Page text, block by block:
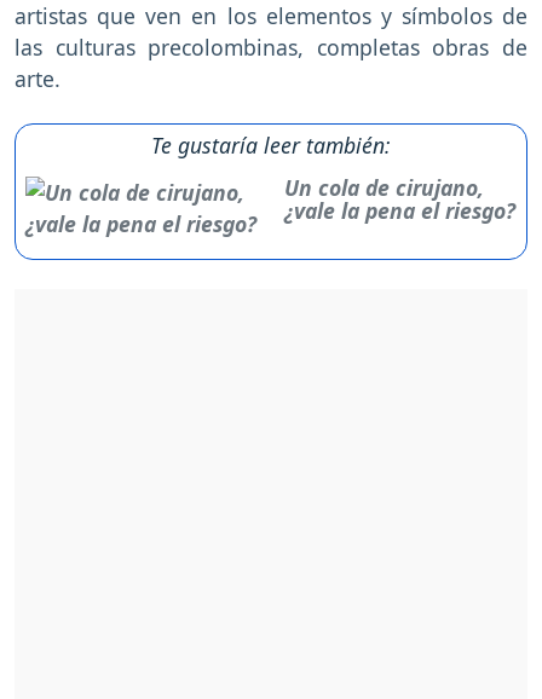
artistas que ven en los elementos y símbolos de
las culturas precolombinas, completas obras de
arte.
Te gustaría leer también:
Un cola de cirujano,
¿vale la pena el riesgo?